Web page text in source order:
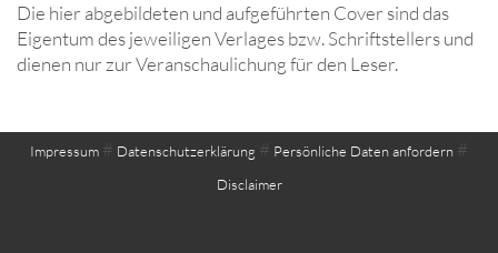
Die hier abgebildeten und aufgeführten Cover sind das
Eigentum des jeweiligen Verlages bzw. Schriftstellers und
dienen nur zur Veranschaulichung für den Leser.
Impressum # Datenschutzerklärung # Persönliche Daten anfordern #
Disclaimer